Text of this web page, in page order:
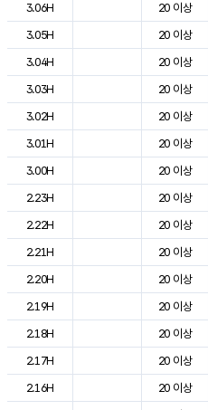
3.06H
20 이상
3.05H
20 이상
3.04H
20 이상
3.03H
20 이상
3.02H
20 이상
3.01H
20 이상
3.00H
20 이상
2.23H
20 이상
2.22H
20 이상
2.21H
20 이상
2.20H
20 이상
2.19H
20 이상
2.18H
20 이상
2.17H
20 이상
2.16H
20 이상